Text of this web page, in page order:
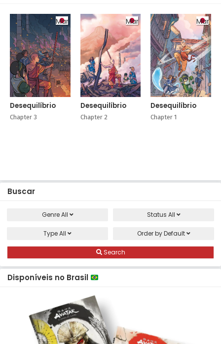
Manga
Desequilíbrio
Chapter 3
Manga
Desequilíbrio
Chapter 2
Manga
Desequilíbrio
Chapter 1
Buscar
GenreAll Status All
TypeAll Order byDefault
Search
Disponíveis no Brasil